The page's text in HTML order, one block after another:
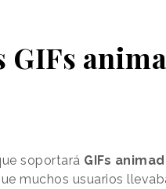
GIFs
soportará GIFs
muchos usuarios